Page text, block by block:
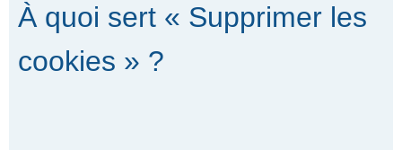
À quoi sert « Supprimer les
cookies » ?